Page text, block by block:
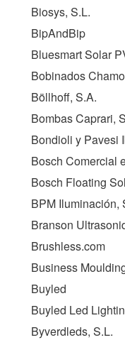
Biosys, S.L.
BipAndBip
Bluesmart Solar
Bobinados
Böllhoff, S.A.
Bombas Caprari,
Bondioli y Pavesi
Bosch Comercial
Bosch Floating
BPM Iluminación,
Branson
Brushless.com
Business
Buyled
Buyled Led
Byverdleds, S.L.